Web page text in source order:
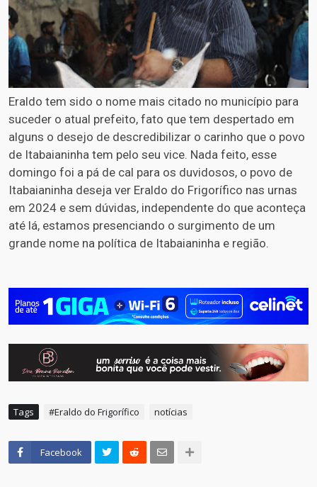
Eraldo tem sido o nome mais citado no município para
suceder o atual prefeito, fato que tem despertado em
alguns o desejo de descredibilizar o carinho que o povo
de Itabaianinha tem pelo seu vice. Nada feito, esse
domingo foi a pá de cal para os duvidosos, o povo de
Itabaianinha deseja ver Eraldo do Frigorífico nas urnas
em 2024 e sem dúvidas, independente do que aconteça
até lá, estamos presenciando o surgimento de um
grande nome na política de Itabaianinha e região.
Tags #Eraldo do Frigorífico notícias
Facebook